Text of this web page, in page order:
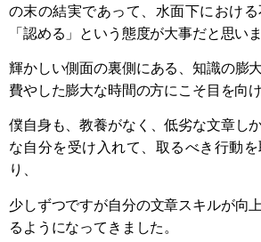
の末の結実であって、水面下におけ
「認める」という態度が大事だと思いま
輝かしい側面の裏側にある、知識の膨
費やした膨大な時間の方にこそ目を向
僕自身も、教養がなく、低劣な文章し
な自分を受け入れて、取るべき行動
り、
少しずつですが自分の文章スキルが向
るようになってきました。